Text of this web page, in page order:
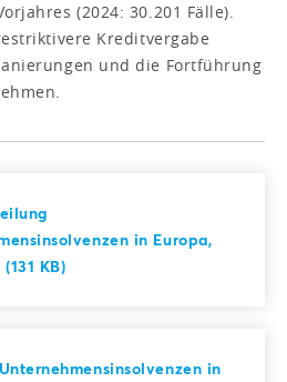
(2024: 30.201 Fälle).
Kreditvergabe
und die Fortführung
in Europa,
KB)
in